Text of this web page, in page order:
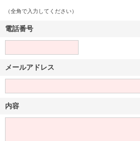
（全角で入力してください）
電話番号
メールアドレス
内容